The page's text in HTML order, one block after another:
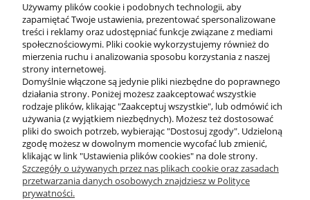
KONTAKT
DODATKOWE
MOJE KONTO
OBSŁUGA KLIENTA
Używamy plików cookie i podobnych technologii, aby
zapamiętać Twoje ustawienia, prezentować spersonalizowane
treści i reklamy oraz udostępniać funkcje związane z mediami
społecznościowymi. Pliki cookie wykorzystujemy również do
mierzenia ruchu i analizowania sposobu korzystania z naszej
strony internetowej.
Domyślnie włączone są jedynie pliki niezbędne do poprawnego
działania strony. Poniżej możesz zaakceptować wszystkie
rodzaje plików, klikając "Zaakceptuj wszystkie", lub odmówić ich
używania (z wyjątkiem niezbędnych). Możesz też dostosować
pliki do swoich potrzeb, wybierając "Dostosuj zgody". Udzieloną
zgodę możesz w dowolnym momencie wycofać lub zmienić,
klikając w link "Ustawienia plików cookies" na dole strony.
Szczegóły o używanych przez nas plikach cookie oraz zasadach
przetwarzania danych osobowych znajdziesz w Polityce
prywatności.